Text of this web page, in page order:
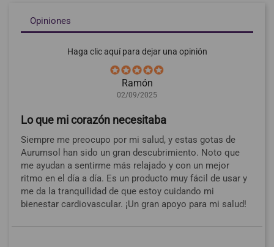
Opiniones
Haga clic aquí para dejar una opinión
Ramón
02/09/2025
Lo que mi corazón necesitaba
Siempre me preocupo por mi salud, y estas gotas de
Aurumsol han sido un gran descubrimiento. Noto que
me ayudan a sentirme más relajado y con un mejor
ritmo en el día a día. Es un producto muy fácil de usar y
me da la tranquilidad de que estoy cuidando mi
bienestar cardiovascular. ¡Un gran apoyo para mi salud!